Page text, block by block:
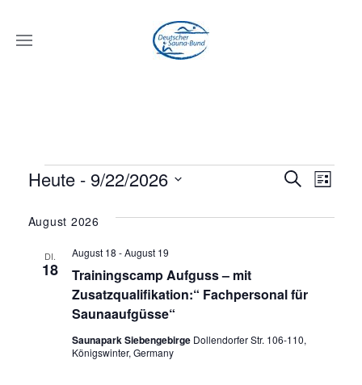
VERANSTALTUNGEN
SUCHE
Suche
Liste
Heute - 9/22/2026
wählen.
August 2026
DI.
18
Trainingscamp Aufguss – mit
Zusatzqualifikation:“ Fachpersonal für
Saunaaufgüsse“
August 18 -August 19
Saunapark Siebengebirge Dollendorfer Str. 106-110,
Königswinter, Germany